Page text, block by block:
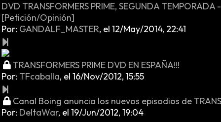
DVD TRANSFORMERS PRIME, SEGUNDA TEMPORADA
[Petición/Opinión]
Por: GANDALF_MASTER, el 12/May/2014, 22:41
TRANSFORMERS PRIME DVD EN ESPAÑA!!!
Por: TFcaballa, el 16/Nov/2012, 15:55
Canal Boing anuncia los nuevos episodios de
Por: DeltaWar, el 19/Jun/2012, 19:04